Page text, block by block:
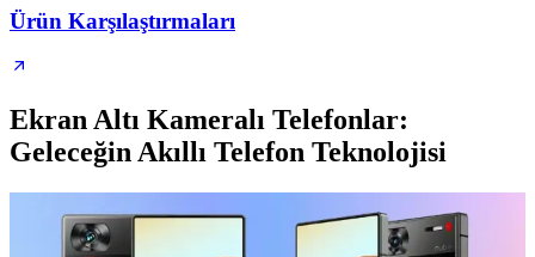
Ürün Karşılaştırmaları
Ekran Altı Kameralı Telefonlar:
Geleceğin Akıllı Telefon Teknolojisi